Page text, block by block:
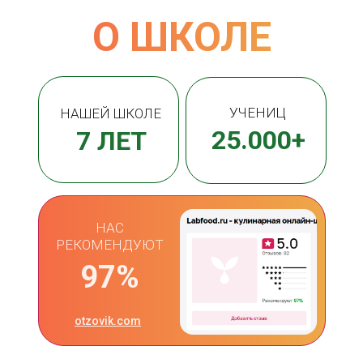
О ШКОЛЕ
НАС
РЕКОМЕНДУЮТ
97%
otzovik.com
25.000+
УЧЕНИЦ
7 ЛЕТ
НАШЕЙ ШКОЛЕ